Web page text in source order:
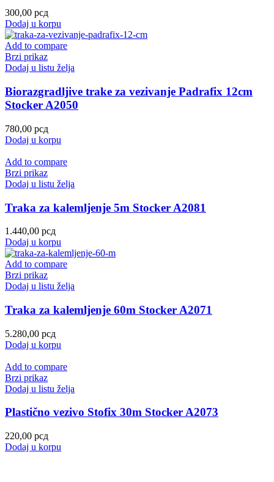
300,00 рсд
Dodaj u korpu
Add to compare
Brzi prikaz
Dodaj u listu želja
Biorazgradljive trake za vezivanje Padrafix 12cm
Stocker A2050
780,00 рсд
Dodaj u korpu
Add to compare
Brzi prikaz
Dodaj u listu želja
Traka za kalemljenje 5m Stocker A2081
1.440,00 рсд
Dodaj u korpu
Add to compare
Brzi prikaz
Dodaj u listu želja
Traka za kalemljenje 60m Stocker A2071
5.280,00 рсд
Dodaj u korpu
Add to compare
Brzi prikaz
Dodaj u listu želja
Plastično vezivo Stofix 30m Stocker A2073
220,00 рсд
Dodaj u korpu